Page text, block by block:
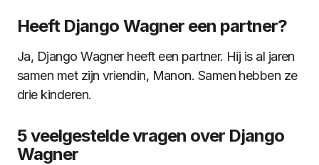
Heeft Django Wagner een partner?
Ja, Django Wagner heeft een partner. Hij is al jaren
samen met zijn vriendin, Manon. Samen hebben ze
drie kinderen.
5 veelgestelde vragen over Django
Wagner